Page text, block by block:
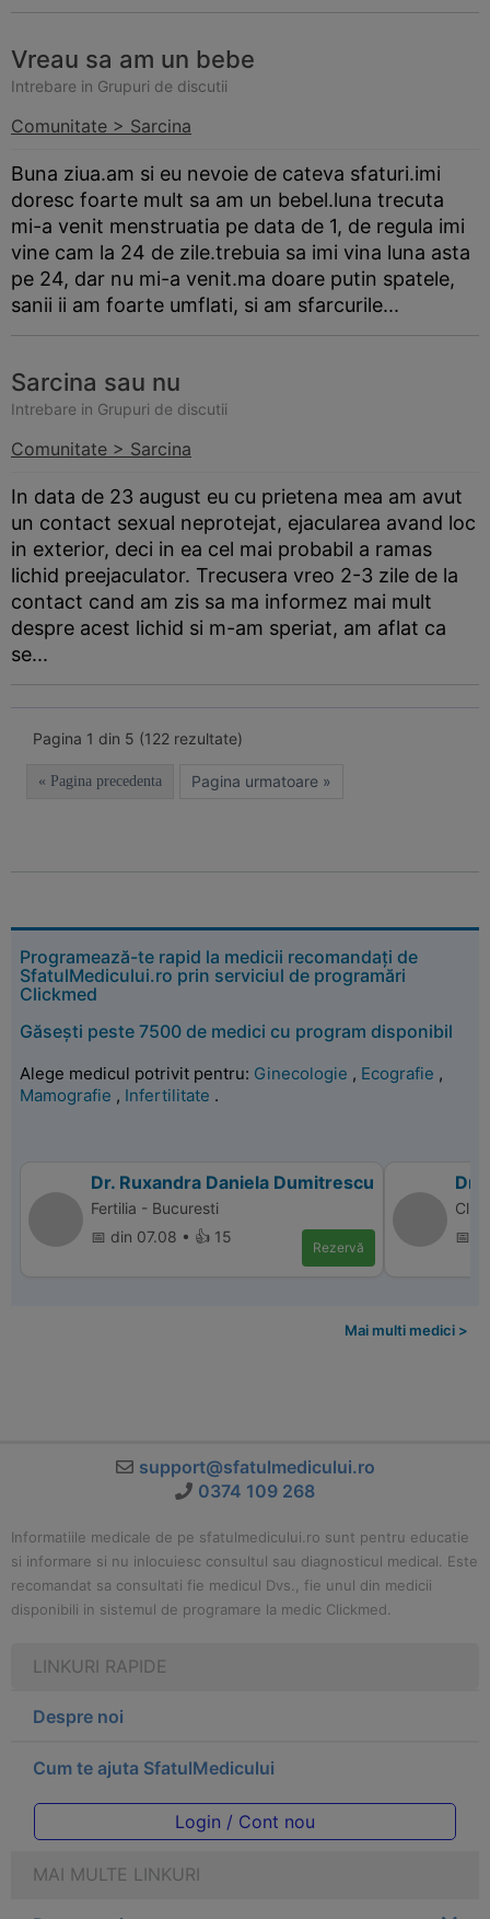
Vreau sa am un bebe
Intrebare in Grupuri de discutii
Comunitate > Sarcina
Buna ziua.am si eu nevoie de cateva sfaturi.imi
doresc foarte mult sa am un bebel.luna trecuta
mi-a venit menstruatia pe data de 1, de regula imi
vine cam la 24 de zile.trebuia sa imi vina luna asta
pe 24, dar nu mi-a venit.ma doare putin spatele,
sanii ii am foarte umflati, si am sfarcurile...
Sarcina sau nu
Intrebare in Grupuri de discutii
Comunitate > Sarcina
In data de 23 august eu cu prietena mea am avut
un contact sexual neprotejat, ejacularea avand loc
in exterior, deci in ea cel mai probabil a ramas
lichid preejaculator. Trecusera vreo 2-3 zile de la
contact cand am zis sa ma informez mai mult
despre acest lichid si m-am speriat, am aflat ca
se...
Pagina 1 din 5 (122 rezultate)
« Pagina precedenta Pagina urmatoare »
Programează-te rapid la medicii recomandați de
SfatulMedicului.ro prin serviciul de programări
Clickmed
Găsești peste 7500 de medici cu program disponibil
Alege medicul potrivit pentru: Ginecologie , Ecografie ,
Mamografie , Infertilitate .
Dr. Ruxandra Daniela Dumitrescu
Fertilia - Bucuresti
📅 din 07.08 • 👍 15
Rezervă
Dr.
📅
Mai multi medici >
support@sfatulmedicului.ro
0374 109 268
Informatiile medicale de pe sfatulmedicului.ro sunt pentru educatie
si informare si nu inlocuiesc consultul sau diagnosticul medical. Este
recomandat sa consultati fie medicul Dvs., fie unul din medicii
disponibili in sistemul de programare la medic Clickmed.
LINKURI RAPIDE
Despre noi
Cum te ajuta SfatulMedicului
Login / Cont nou
MAI MULTE LINKURI